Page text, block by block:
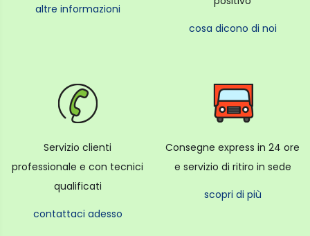
altre informazioni
cosa dicono di noi
Servizio clienti
professionale e con tecnici
qualificati
contattaci adesso
Consegne express in 24 ore
e servizio di ritiro in sede
scopri di più